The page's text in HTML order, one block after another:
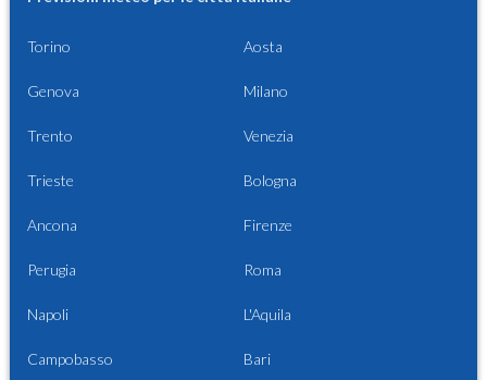
Torino Aosta
Genova Milano
Trento Venezia
Trieste Bologna
Ancona Firenze
Perugia Roma
Napoli L'Aquila
Campobasso Bari